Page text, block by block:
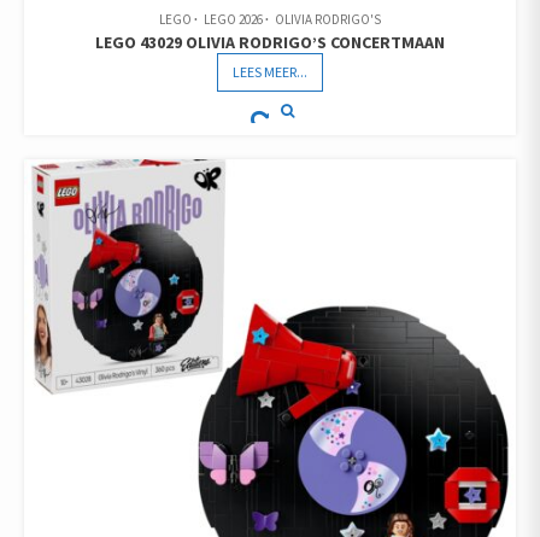
LEGO LEGO 2026 OLIVIA RODRIGO'S
LEGO 43029 OLIVIA RODRIGO’S CONCERTMAAN
LEES MEER...